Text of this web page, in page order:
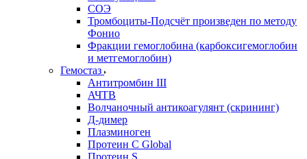
СОЭ
Тромбоциты-Подсчёт произведен по методу
Фонио
Фракции гемоглобина (карбоксигемоглобин
и метгемоглобин)
Гемостаз
Антитромбин III
АЧТВ
Волчаночный антикоагулянт (скрининг)
Д-димер
Плазминоген
Протеин C Global
Протеин S